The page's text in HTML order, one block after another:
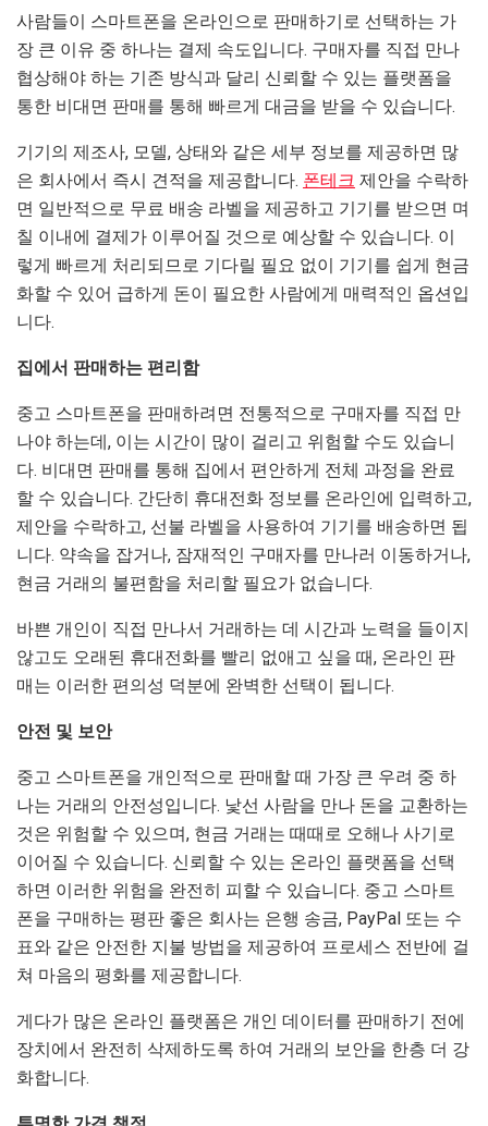
사람들이 스마트폰을 온라인으로 판매하기로 선택하는 가
장 큰 이유 중 하나는 결제 속도입니다. 구매자를 직접 만나
협상해야 하는 기존 방식과 달리 신뢰할 수 있는 플랫폼을
통한 비대면 판매를 통해 빠르게 대금을 받을 수 있습니다.
기기의 제조사, 모델, 상태와 같은 세부 정보를 제공하면 많
은 회사에서 즉시 견적을 제공합니다. 폰테크 제안을 수락하
면 일반적으로 무료 배송 라벨을 제공하고 기기를 받으면 며
칠 이내에 결제가 이루어질 것으로 예상할 수 있습니다. 이
렇게 빠르게 처리되므로 기다릴 필요 없이 기기를 쉽게 현금
화할 수 있어 급하게 돈이 필요한 사람에게 매력적인 옵션입
니다.
집에서 판매하는 편리함
중고 스마트폰을 판매하려면 전통적으로 구매자를 직접 만
나야 하는데, 이는 시간이 많이 걸리고 위험할 수도 있습니
다. 비대면 판매를 통해 집에서 편안하게 전체 과정을 완료
할 수 있습니다. 간단히 휴대전화 정보를 온라인에 입력하고,
제안을 수락하고, 선불 라벨을 사용하여 기기를 배송하면 됩
니다. 약속을 잡거나, 잠재적인 구매자를 만나러 이동하거나,
현금 거래의 불편함을 처리할 필요가 없습니다.
바쁜 개인이 직접 만나서 거래하는 데 시간과 노력을 들이지
않고도 오래된 휴대전화를 빨리 없애고 싶을 때, 온라인 판
매는 이러한 편의성 덕분에 완벽한 선택이 됩니다.
안전 및 보안
중고 스마트폰을 개인적으로 판매할 때 가장 큰 우려 중 하
나는 거래의 안전성입니다. 낯선 사람을 만나 돈을 교환하는
것은 위험할 수 있으며, 현금 거래는 때때로 오해나 사기로
이어질 수 있습니다. 신뢰할 수 있는 온라인 플랫폼을 선택
하면 이러한 위험을 완전히 피할 수 있습니다. 중고 스마트
폰을 구매하는 평판 좋은 회사는 은행 송금, PayPal 또는 수
표와 같은 안전한 지불 방법을 제공하여 프로세스 전반에 걸
쳐 마음의 평화를 제공합니다.
게다가 많은 온라인 플랫폼은 개인 데이터를 판매하기 전에
장치에서 완전히 삭제하도록 하여 거래의 보안을 한층 더 강
화합니다.